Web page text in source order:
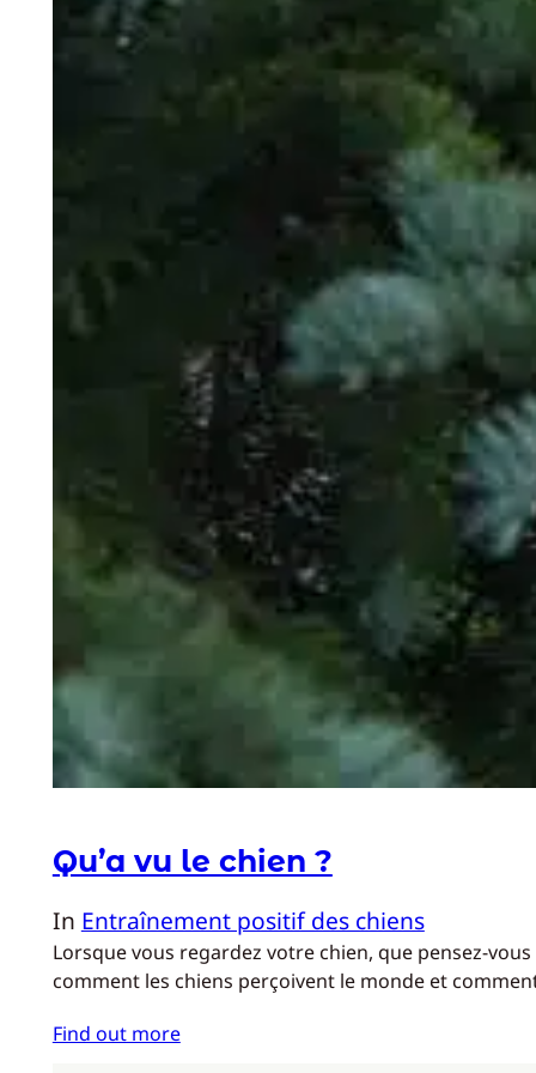
Qu’a vu le chien ?
In Entraînement positif des chiens
Lorsque vous regardez votre chien, que pensez-
comment les chiens perçoivent le monde et
Find out more